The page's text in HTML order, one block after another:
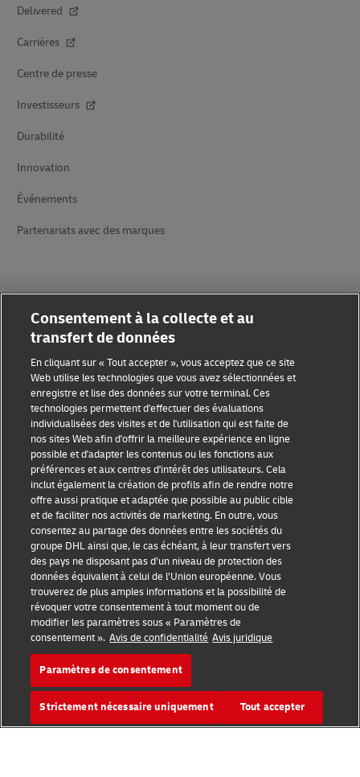
Delivered
Carrières
Centre de presse
Investisseurs
Durabilité
Innovation
Événements
Partenariats avec des marques
Sensibilisation à la fraude
Mention légale
Conditions d’utilisation
Avis de confidentialité
Accessibilité
Informations complémentaires
Paramètres des cookies
Suivez-nous
2026 © - all rights reserved
Consentement à la collecte et au
transfert de données
En cliquant sur « Tout accepter », vous acceptez que ce site
Web utilise les technologies que vous avez sélectionnées et
enregistre et lise des données sur votre terminal. Ces
technologies permettent d'effectuer des évaluations
individualisées des visites et de l'utilisation qui est faite de
nos sites Web afin d'offrir la meilleure expérience en ligne
possible et d'adapter les contenus ou les fonctions aux
préférences et aux centres d'intérêt des utilisateurs. Cela
inclut également la création de profils afin de rendre notre
offre aussi pratique et adaptée que possible au public cible
et de faciliter nos activités de marketing. En outre, vous
consentez au partage des données entre les sociétés du
groupe DHL ainsi que, le cas échéant, à leur transfert vers
des pays ne disposant pas d’un niveau de protection des
données équivalent à celui de l’Union européenne. Vous
trouverez de plus amples informations et la possibilité de
révoquer votre consentement à tout moment ou de
modifier les paramètres sous « Paramètres de
consentement ». Avis de confidentialité Avis juridique
Paramètres de consentement
Strictement nécessaire uniquement Tout accepter